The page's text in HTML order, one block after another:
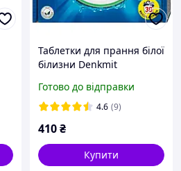
Таблетки для прання білої
білизни Denkmit
30шт
Готово до відправки
4.6 (9)
410₴
Купити